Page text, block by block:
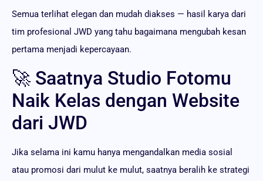
Semua terlihat elegan dan mudah diakses — hasil karya dari
tim profesional JWD yang tahu bagaimana mengubah kesan
pertama menjadi kepercayaan.
🚀 Saatnya Studio Fotomu
Naik Kelas dengan Website
dari JWD
Jika selama ini kamu hanya mengandalkan media sosial
atau promosi dari mulut ke mulut, saatnya beralih ke strategi